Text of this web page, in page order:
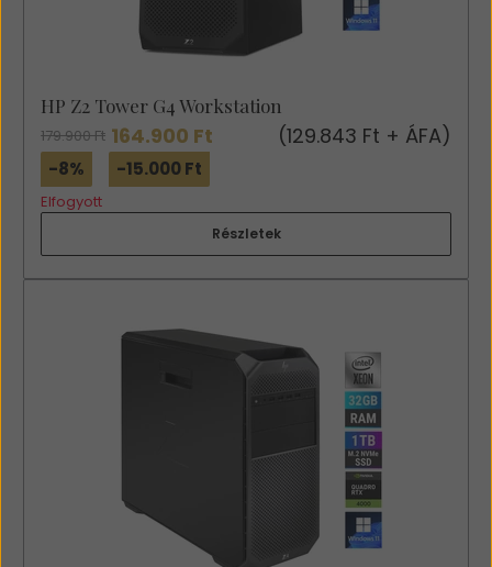
HP Z2 Tower G4 Workstation
179.900 Ft 164.900 Ft (129.843 Ft + ÁFA)
-8% -15.000 Ft
Elfogyott
Részletek